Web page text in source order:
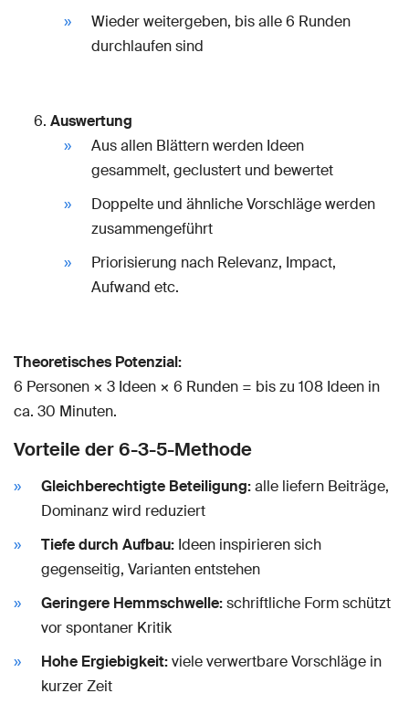
Wieder weitergeben, bis alle 6 Runden
durchlaufen sind
Auswertung
Aus allen Blättern werden Ideen
gesammelt, geclustert und bewertet
Doppelte und ähnliche Vorschläge werden
zusammengeführt
Priorisierung nach Relevanz, Impact,
Aufwand etc.
Theoretisches Potenzial:
6 Personen × 3 Ideen × 6 Runden = bis zu 108 Ideen in
ca. 30 Minuten.
Vorteile der 6-3-5-Methode
Gleichberechtigte Beteiligung:alle liefern Beiträge,
Dominanz wird reduziert
Tiefe durch Aufbau: Ideen inspirieren sich
gegenseitig, Varianten entstehen
Geringere Hemmschwelle:schriftliche Form schützt
vor spontaner Kritik
Hohe Ergiebigkeit:viele verwertbare Vorschläge in
kurzer Zeit